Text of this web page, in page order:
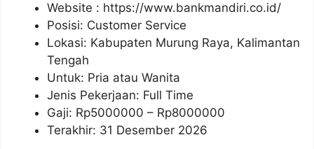
Website : https://www.bankmandiri.co.id/
Posisi: Customer Service
Lokasi: Kabupaten Murung Raya, Kalimantan
Tengah
Untuk: Pria atau Wanita
Jenis Pekerjaan: Full Time
Gaji: Rp5000000 – Rp8000000
Terakhir: 31 Desember 2026